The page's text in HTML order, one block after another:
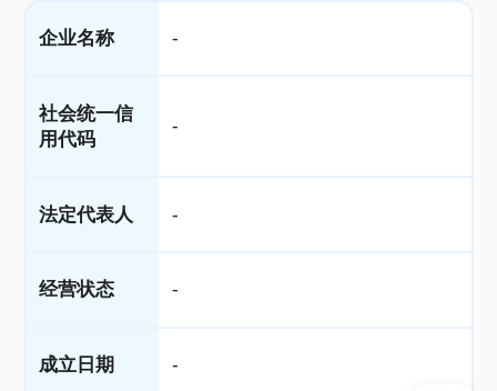
企业名称 -
社会统一信
用代码
-
法定代表人 -
经营状态 -
成立日期 -